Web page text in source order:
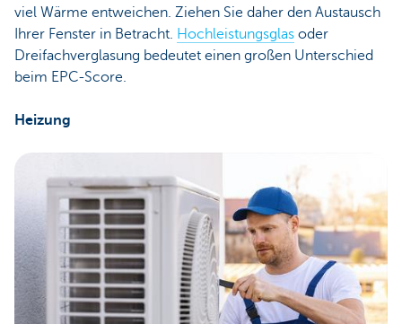
viel Wärme entweichen. Ziehen Sie daher den Austausch
Ihrer Fenster in Betracht. Hochleistungsglas oder
Dreifachverglasung bedeutet einen großen Unterschied
beim EPC-Score.
Heizung